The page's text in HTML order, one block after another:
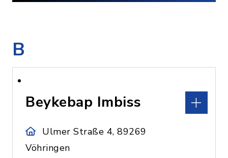
B
Beykebap Imbiss
Ulmer Straße 4, 89269
Vöhringen